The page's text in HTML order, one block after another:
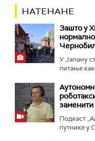
НАТЕНАНЕ
Зашто у
У Јапану
питање
Подкаст
путнике у